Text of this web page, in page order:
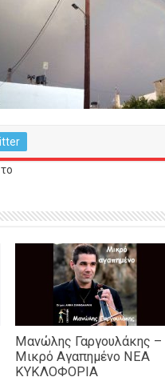
Μανώλης Γαργουλάκης –
Μικρό Αγαπημένο NEΑ
ΚΥΚΛΟΦΟΡΙΑ